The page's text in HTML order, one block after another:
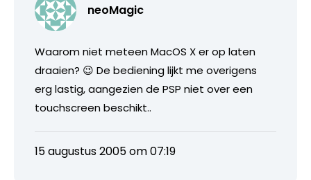
neoMagic
Waarom niet meteen MacOS X er op laten
draaien? 😉 De bediening lijkt me overigens
erg lastig, aangezien de PSP niet over een
touchscreen beschikt..
15 augustus 2005 om 07:19